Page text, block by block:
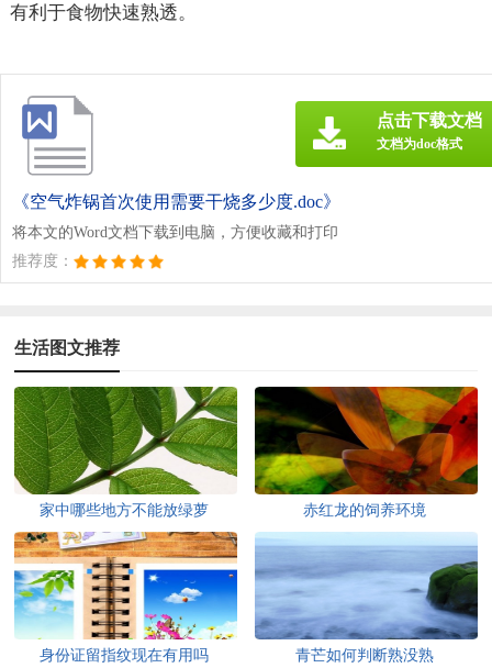
有利于食物快速熟透。
《空气炸锅首次使用需要干烧多少度.doc》
将本文的Word文档下载到电脑，方便收藏和打印
推荐度：
点击下载文档
文档为doc格式
生活图文推荐
家中哪些地方不能放绿萝 赤红龙的饲养环境
身份证留指纹现在有用吗 青芒如何判断熟没熟